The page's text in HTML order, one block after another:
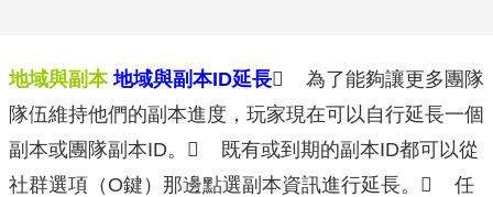
地域與副本 地域與副本ID延長 為了能夠讓更多團隊
隊伍維持他們的副本進度，玩家現在可以自行延長一個
副本或團隊副本ID。 既有或到期的副本ID都可以從
社群選項（O鍵）那邊點選副本資訊進行延長。 任